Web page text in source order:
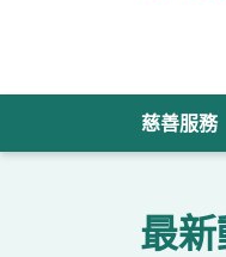
慈善服務
最